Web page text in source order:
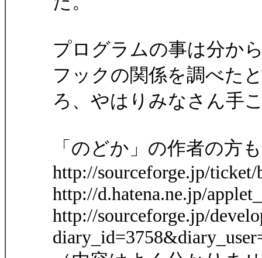
プログラムの事は分か
フックの関係を調べた
ろ、やはりみなさん手
「のどか」の作者の方
http://sourceforge.jp/
http://d.hatena.ne.jp/
http://sourceforge.jp/